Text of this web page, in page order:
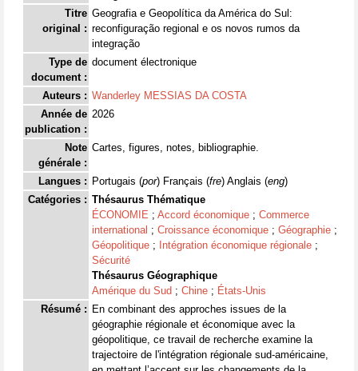
Titre
original :
Geografia e Geopolítica da América do Sul:
reconfiguração regional e os novos rumos da
integração
Type de
document :
document électronique
Auteurs : Wanderley MESSIAS DA COSTA
Année de
publication :
2026
Note
générale :
Cartes, figures, notes, bibliographie.
Langues : Portugais (por) Français (fre) Anglais (eng)
Catégories : Thésaurus Thématique
ÉCONOMIE ; Accord économique ; Commerce
international ; Croissance économique ; Géographie ;
Géopolitique ; Intégration économique régionale ;
Sécurité
Thésaurus Géographique
Amérique du Sud ; Chine ; États-Unis
Résumé : En combinant des approches issues de la
géographie régionale et économique avec la
géopolitique, ce travail de recherche examine la
trajectoire de l'intégration régionale sud-américaine,